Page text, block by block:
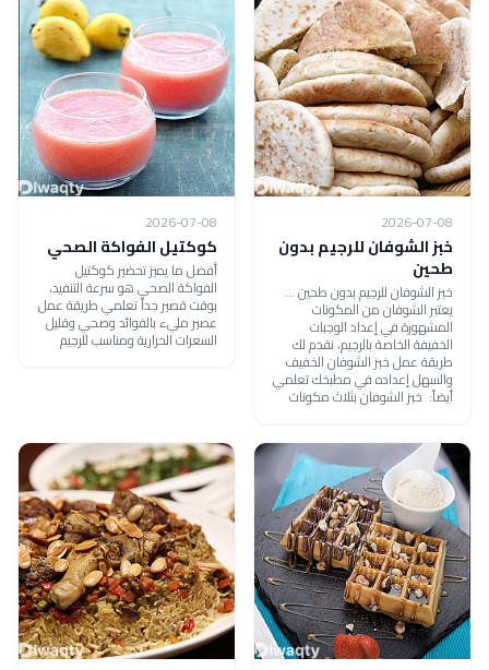
2026-07-08
خبز الشوفان للرجيم بدون
طحين
خبز الشوفان للرجيم بدون طحين ...
يعتبر الشوفان من المكونات
المشهورة في إعداد الوجبات
الخفيفة الخاصة بالرجيم، نقدم لك
طريقة عمل خبز الشوفان الخفيف
والسهل إعداده في مطبخك تعلمي
أيضاً: خبز الشوفان بثلاث مكونات
2026-07-08
كوكتيل الفواكة الصحي
أفضل ما يميز تحضير كوكتيل
الفواكة الصحي هو سرعة التنفيد،
بوقت قصير جداً تعلمي طريقة عمل
عصير مليء بالفوائد وصحي وقليل
السعرات الحرارية ومناسب للرجيم